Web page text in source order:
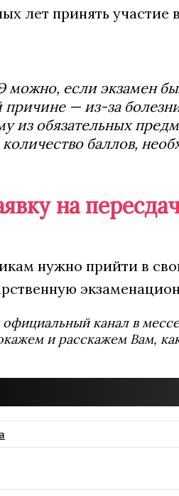
лет принять участие
можно, если экзамен
причине — из-за
из обязательных
баллов,
на
нужно прийти в
канал в
и расскажем Вам,